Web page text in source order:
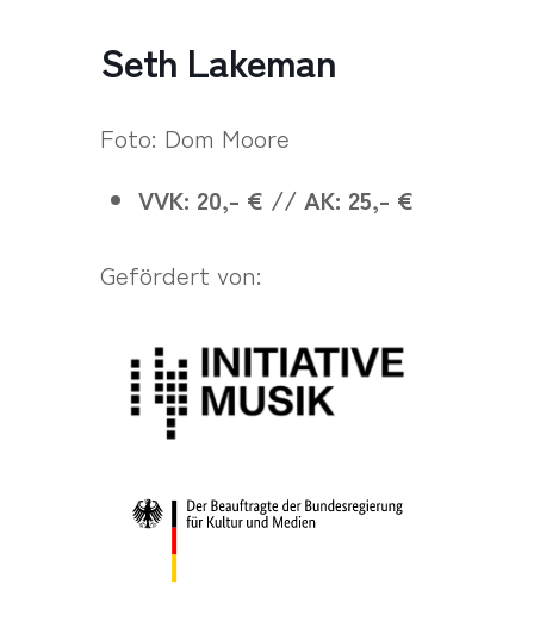
Seth Lakeman
Foto: Dom Moore
VVK: 20,- € // AK: 25,- €
Gefördert von: